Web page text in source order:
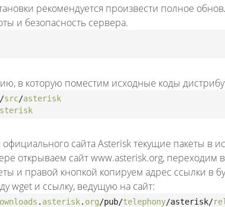
рекомендуется произвести полное
и безопасность сервера.
в которую поместим исходные коды
src/asterisk
официального сайта Asterisk текущие пакеты в
открываем сайт www.asterisk.org, переходим
и правой кнопкой копируем адрес ссылки в
wget и ссылку, ведущую на сайт:
. asterisk. org/pub/telephony/asterisk/